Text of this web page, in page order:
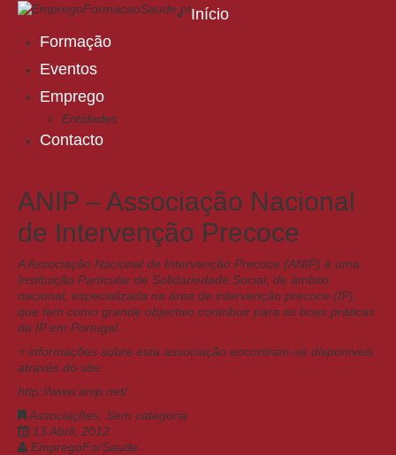
Início
Formação
Eventos
Emprego
Entidades
Contacto
ANIP – Associação Nacional
de Intervenção Precoce
A Associação Nacional de Intervenção Precoce (ANIP) é uma
Instituição Particular de Solidariedade Social, de âmbito
nacional, especializada na área de intervenção precoce (IP),
que tem como grande objectivo contribuir para as boas práticas
da IP em Portugal.
+ informações sobre esta associação encontram-se disponíveis
através do site:
http://www.anip.net/
Associações Sem categoria
13 Abril, 2012
EmpregoForSaude